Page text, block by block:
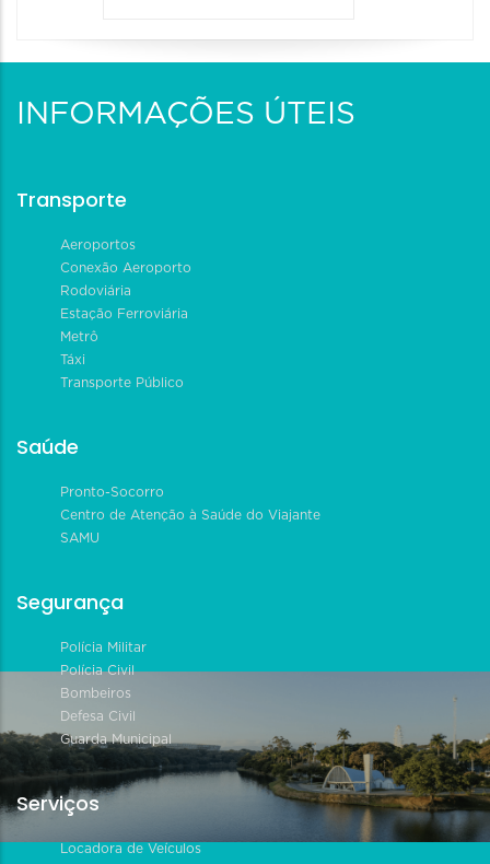
INFORMAÇÕES ÚTEIS
Transporte
Aeroportos
Conexão Aeroporto
Rodoviária
Estação Ferroviária
Metrô
Táxi
Transporte Público
Saúde
Pronto-Socorro
Centro de Atenção à Saúde do Viajante
SAMU
Segurança
Polícia Militar
Polícia Civil
Bombeiros
Defesa Civil
Guarda Municipal
Serviços
Locadora de Veículos